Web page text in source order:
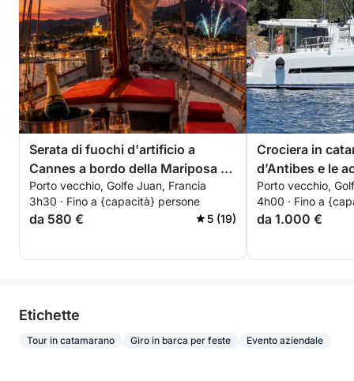
Serata di fuochi d'artificio a
Cannes a bordo della Mariposa –
Champagne offerto. Solo 6 serate
quest'estate: 4, 14, 22 luglio 4, 15,
24 agosto
Porto vecchio, Golfe Juan, Francia
3h30 · Fino a {capacità} persone
da 580 € 5 (19)
Crociera in
d’Antibes e le
Costa Azzurra
Porto vecchio,
4h00 · Fino a
da 1.000 €
Etichette
Tour in catamarano Giro in barca per feste Evento aziendale